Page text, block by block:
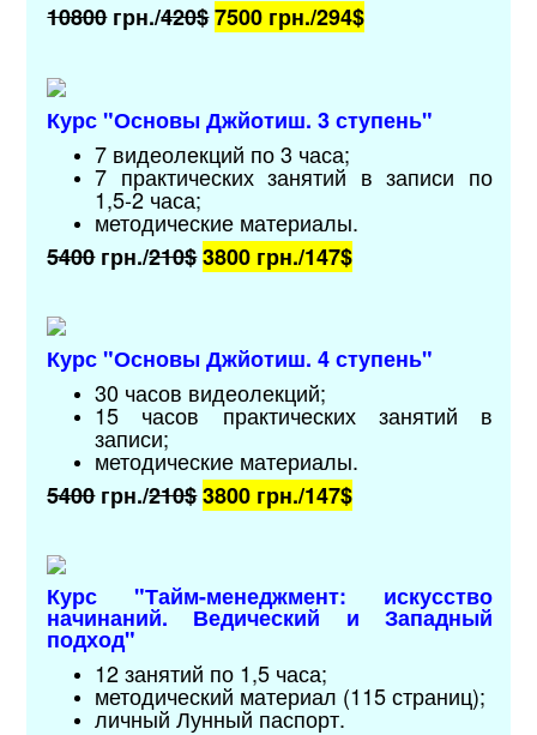
10800грн./420$7500 грн./294$
Курс "Основы Джйотиш. 3 ступень"
7 видеолекций по 3 часа;
7 практических занятий в записи по
1,5-2 часа;
методические материалы.
5400грн./210$3800 грн./147$
Курс "Основы Джйотиш. 4 ступень"
30 часов видеолекций;
15 часов практических занятий в
записи;
методические материалы.
5400грн./210$3800 грн./147$
Курс "Тайм-менеджмент: искусство
начинаний. Ведический и Западный
подход"
12 занятий по 1,5 часа;
методический материал (115 страниц);
личный Лунный паспорт.